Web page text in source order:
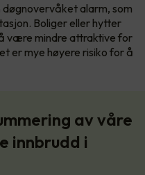
døgnovervåket alarm, som
Boliger eller hytter
være mindre attraktive for
er mye høyere risiko for å
av våre
innbrudd i